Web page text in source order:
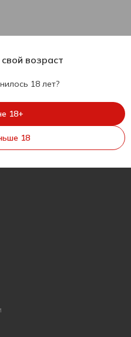
возраст
18 лет?
18+
18